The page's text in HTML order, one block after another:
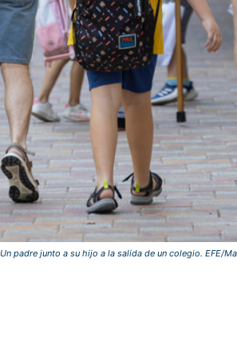
Un padre junto a su hijo a la salida de un colegio. EFE/